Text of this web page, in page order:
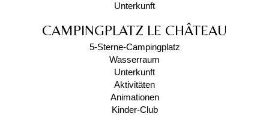
Unterkunft
CAMPINGPLATZ LE CHÂTEAU
5-Sterne-Campingplatz
Wasserraum
Unterkunft
Aktivitäten
Animationen
Kinder-Club